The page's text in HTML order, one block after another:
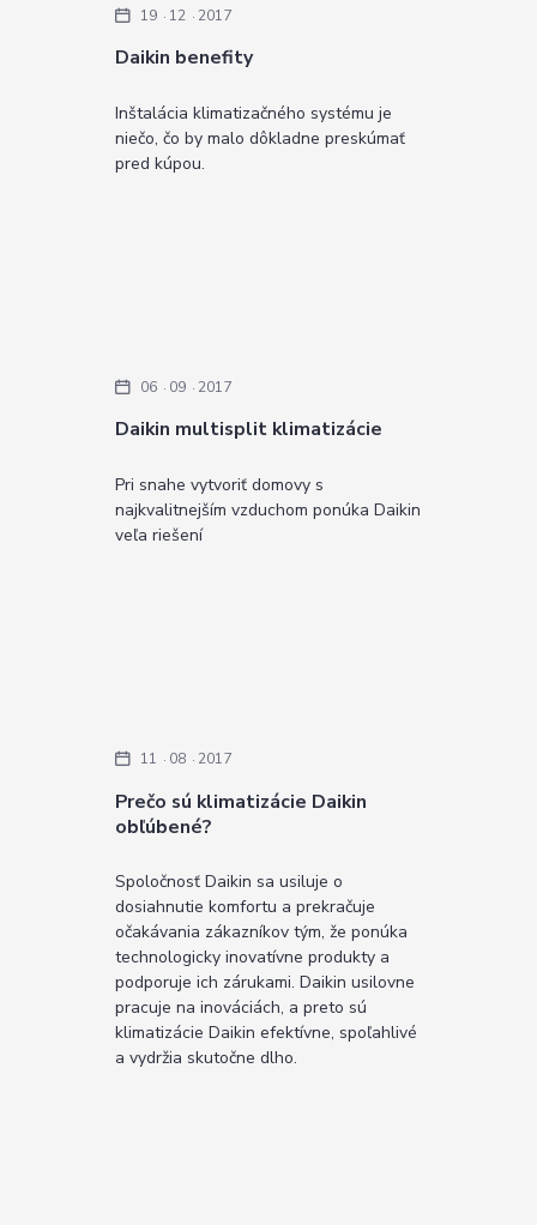
Daikin benefity
19 12 2017
Inštalácia klimatizačného systému je
niečo, čo by malo dôkladne preskúmať
pred kúpou.
Daikin multisplit klimatizácie
06 09 2017
Pri snahe vytvoriť domovy s
najkvalitnejším vzduchom ponúka Daikin
veľa riešení
Prečo sú klimatizácie Daikin
obľúbené?
11 08 2017
Spoločnosť Daikin sa usiluje o
dosiahnutie komfortu a prekračuje
očakávania zákazníkov tým, že ponúka
technologicky inovatívne produkty a
podporuje ich zárukami. Daikin usilovne
pracuje na inováciách, a preto sú
klimatizácie Daikin efektívne, spoľahlivé
a vydržia skutočne dlho.